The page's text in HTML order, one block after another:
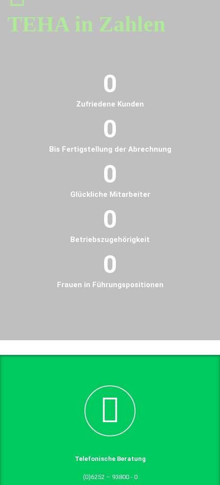
TEHA in Zahlen
0
Zufriedene Kunden
0
Bis Fertigstellung der Abrechnung
0
Glückliche Mitarbeiter
0
Betriebszugehörigkeit
0
Frauen in Führungspositionen
Telefonische Beratung
(0)6252 – 93800 - 0